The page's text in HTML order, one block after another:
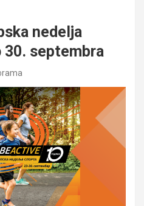
nedelja
30. septembra